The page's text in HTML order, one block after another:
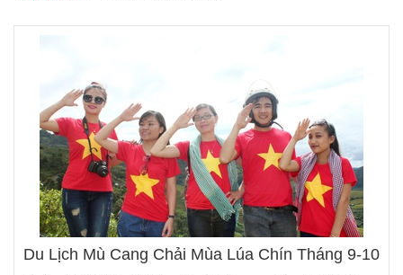
Du Lịch Mù Cang Chải Mùa Lúa Chín Tháng 9-10